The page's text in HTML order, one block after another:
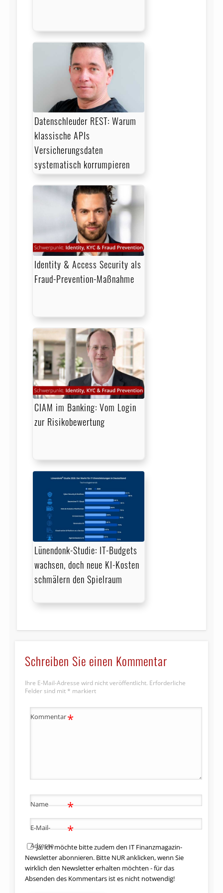
Datenschleuder REST: Warum
klassische APIs
Versicherungsdaten
systematisch korrumpieren
Identity & Access Security als
Fraud-Prevention-Maßnahme
CIAM im Banking: Vom Login
zur Risikobewertung
Lünendonk-Studie: IT-Budgets
wachsen, doch neue KI-Kosten
schmälern den Spielraum
Schreiben Sie einen Kommentar
Ihre E-Mail-Adresse wird nicht veröffentlicht. Erforderliche
Felder sind mit * markiert
Kommentar*
Name *
E-Mail-
Adresse
*
Ja, ich möchte bitte zudem den IT Finanzmagazin-
Newsletter abonnieren. Bitte NUR anklicken, wenn Sie
wirklich den Newsletter erhalten möchten - für das
Absenden des Kommentars ist es nicht notwendig!